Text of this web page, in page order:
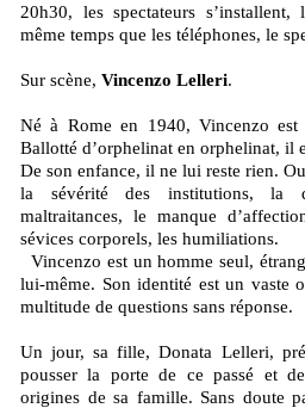
20h30, les spectateurs s’installent,
même temps que les téléphones, le
Sur scène, Vincenzo Lelleri.
Né à Rome en 1940, Vincenzo est
Ballotté d’orphelinat en orphelinat, il
De son enfance, il ne lui reste rien.
la sévérité des institutions, la
maltraitances, le manque
sévices corporels, les humiliations.
Vincenzo est un homme seul,
lui-même. Son identité est un vaste
multitude de questions sans réponse.
Un jour, sa fille, Donata Lelleri,
pousser la porte de ce passé et
origines de sa famille. Sans doute